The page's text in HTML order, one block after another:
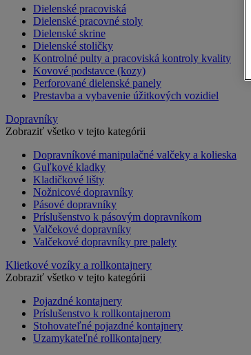
Dielenské pracoviská
Dielenské pracovné stoly
Dielenské skrine
Dielenské stoličky
Kontrolné pulty a pracoviská kontroly kvality
Kovové podstavce (kozy)
Perforované dielenské panely
Prestavba a vybavenie úžitkových vozidiel
Dopravníky
Zobraziť všetko v tejto kategórii
Dopravníkové manipulačné valčeky a kolieska
Guľkové kladky
Kladičkové lišty
Nožnicové dopravníky
Pásové dopravníky
Príslušenstvo k pásovým dopravníkom
Valčekové dopravníky
Valčekové dopravníky pre palety
Klietkové vozíky a rollkontajnery
Zobraziť všetko v tejto kategórii
Pojazdné kontajnery
Príslušenstvo k rollkontajnerom
Stohovateľné pojazdné kontajnery
Uzamykateľné rollkontajnery